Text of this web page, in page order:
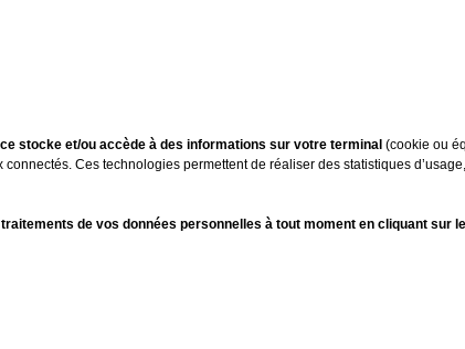
stocke et/ou accède à des informations sur votre terminal (cookie ou
Ces technologies permettent de réaliser des statistiques
de vos données personnelles à tout moment en cliquant sur